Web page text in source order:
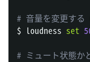
# 音量を変更する
$ loudness set
# ミュート状態か